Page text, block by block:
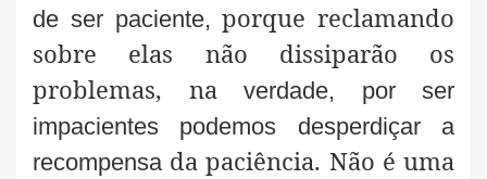
de ser paciente, porque reclamando
sobre elas não dissiparão os
problemas, na verdade, por ser
impacientes podemos desperdiçar a
recompensa da paciência. Não é uma